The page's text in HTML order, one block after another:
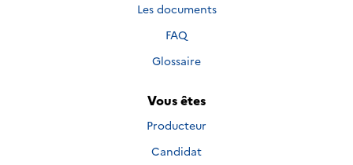
Les documents
FAQ
Glossaire
Vous êtes
Producteur
Candidat